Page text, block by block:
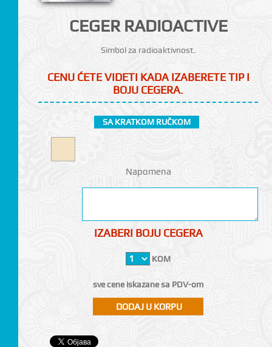
CEGER RADIOACTIVE
Simbol za radioaktivnost.
CENU ĆETE VIDETI KADA IZABERETE TIP I
BOJU CEGERA.
SA KRATKOM RUČKOM
Napomena
IZABERI BOJU CEGERA
KOM
sve cene iskazane sa PDV-om